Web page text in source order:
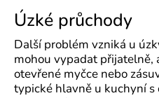
Úzké průchody
Další problém vzniká u
mohou vypadat přijatelně,
otevřené myčce nebo
typické hlavně u kuchyní